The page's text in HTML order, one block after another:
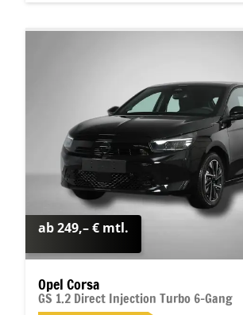
ab 249,– € mtl.
Opel Corsa
GS 1.2 Direct Injection Turbo 6-Gang